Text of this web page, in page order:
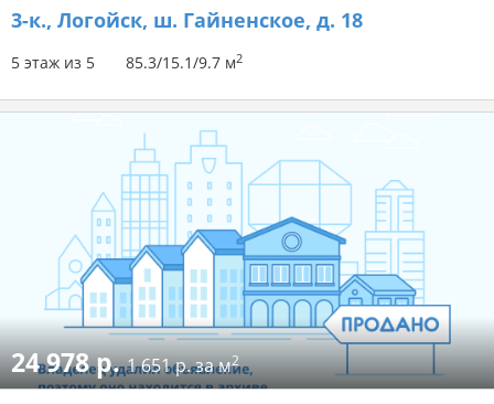
3-к., Логойск, ш. Гайненское, д. 18
5 этаж из 5 85.3/15.1/9.7 м2
24 978 р.1 651 р. за м2